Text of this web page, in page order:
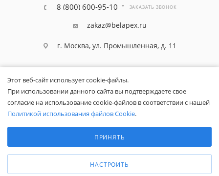
8 (800) 600-95-10 ЗАКАЗАТЬ ЗВОНОК
zakaz@belapex.ru
г. Москва, ул. Промышленная, д. 11
Общество с ограниченной ответственностью «Белапекс», ИНН
9724044802
Этот веб-сайт использует cookie-файлы.
При использовании данного сайта вы подтверждаете свое
согласие на использование cookie-файлов в соответствии с нашей
Политикой использования файлов Cookie.
Аналитические/Функциональные
ПРИНЯТЬ
НАСТРОИТЬ